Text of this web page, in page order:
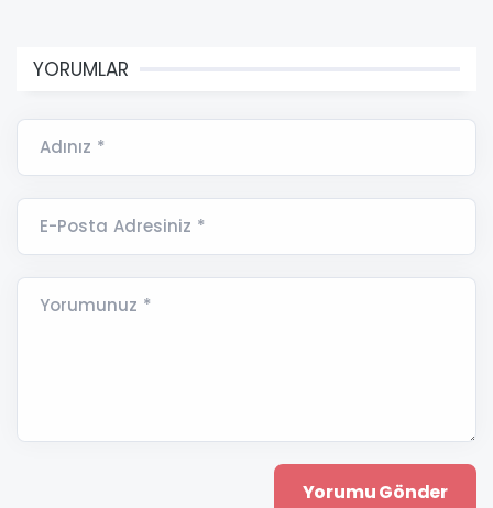
YORUMLAR
Adınız *
E-Posta Adresiniz *
Yorumunuz *